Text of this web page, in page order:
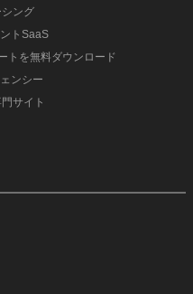
ング
トSaaS
トを無料ダウンロード
ンシー
サイト